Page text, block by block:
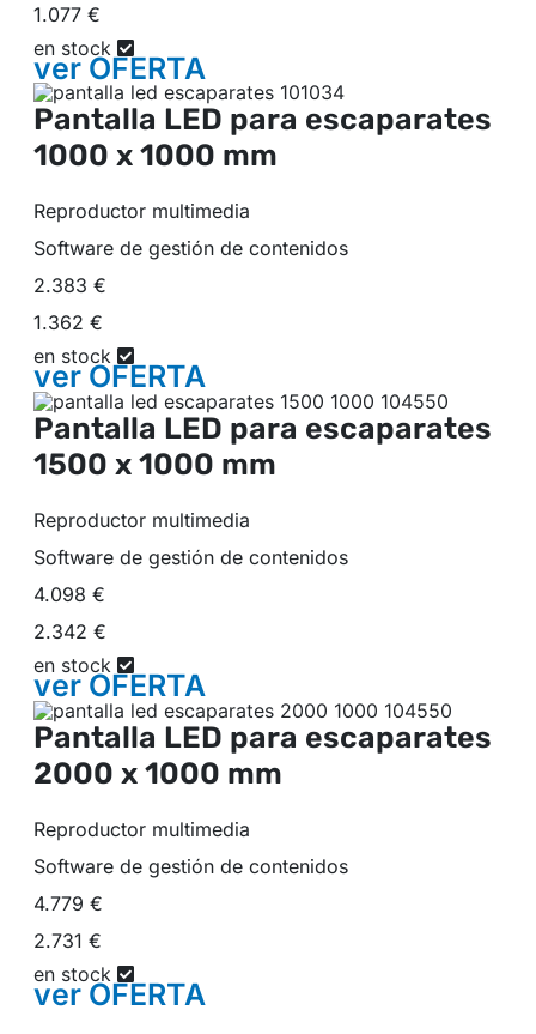
1.077 €
en stock
verOFERTA
Pantalla LED para escaparates
1000 x 1000 mm
Reproductor multimedia
Software de gestión de contenidos
2.383 €
1.362 €
en stock
verOFERTA
Pantalla LED para escaparates
1500 x 1000 mm
Reproductor multimedia
Software de gestión de contenidos
4.098 €
2.342 €
en stock
verOFERTA
Pantalla LED para escaparates
2000 x 1000 mm
Reproductor multimedia
Software de gestión de contenidos
4.779 €
2.731 €
en stock
verOFERTA